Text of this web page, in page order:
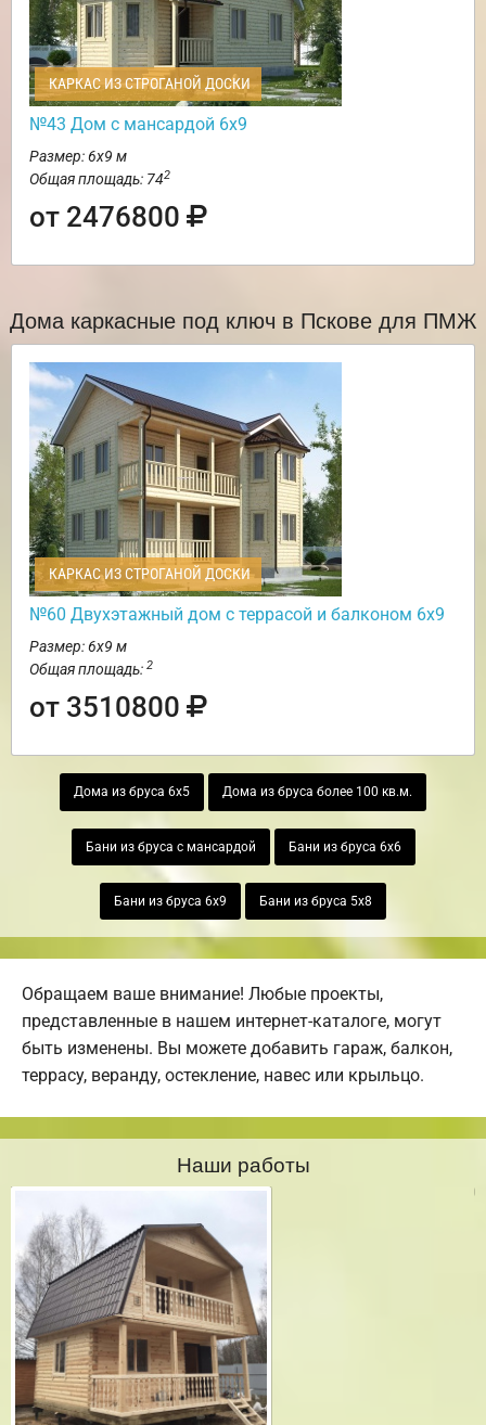
КАРКАС ИЗ СТРОГАНОЙ ДОСКИ
№43 Дом с мансардой 6х9
Размер: 6х9 м
Общая площадь: 742
от 2476800
Дома каркасные под ключ в Пскове для ПМЖ
КАРКАС ИЗ СТРОГАНОЙ ДОСКИ
№60 Двухэтажный дом с террасой и балконом 6х9
Размер: 6х9 м
Общая площадь: 2
от 3510800
Дома из бруса 6х5 Дома из бруса более 100 кв.м.
Бани из бруса с мансардой Бани из бруса 6х6
Бани из бруса 6х9 Бани из бруса 5х8
Обращаем ваше внимание! Любые проекты,
представленные в нашем интернет-каталоге, могут
быть изменены. Вы можете добавить гараж, балкон,
террасу, веранду, остекление, навес или крыльцо.
Наши работы